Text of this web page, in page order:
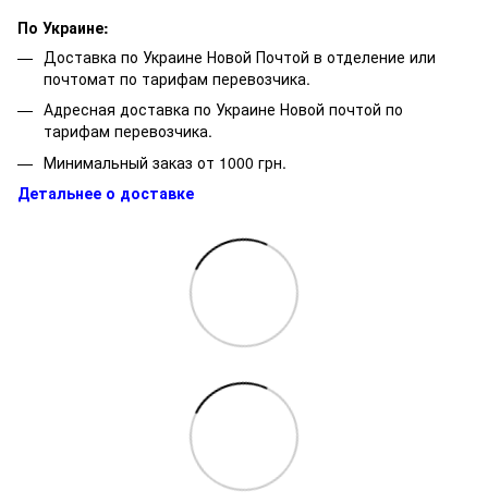
По Украине:
Доставка по Украине Новой Почтой в отделение или
почтомат по тарифам перевозчика.
Адресная доставка по Украине Новой почтой по
тарифам перевозчика.
Минимальный заказ от 1000 грн.
Детальнее о доставке